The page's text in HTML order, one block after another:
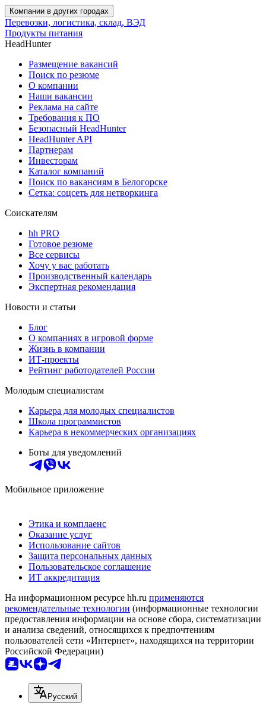
Компании в других городах
Перевозки, логистика, склад, ВЭД
Продукты питания
HeadHunter
Размещение вакансий
Поиск по резюме
О компании
Наши вакансии
Реклама на сайте
Требования к ПО
Безопасный HeadHunter
HeadHunter API
Партнерам
Инвесторам
Каталог компаний
Поиск по вакансиям в Белогорске
Сетка: соцсеть для нетворкинга
Соискателям
hh PRO
Готовое резюме
Все сервисы
Хочу у вас работать
Производственный календарь
Экспертная рекомендация
Новости и статьи
Блог
О компаниях в игровой форме
Жизнь в компании
ИТ-проекты
Рейтинг работодателей России
Молодым специалистам
Карьера для молодых специалистов
Школа программистов
Карьера в некоммерческих организациях
Боты для уведомлений
Мобильное приложение
Этика и комплаенс
Оказание услуг
Использование сайтов
Защита персональных данных
Пользовательское соглашение
ИТ аккредитация
На информационном ресурсе hh.ru применяются
рекомендательные технологии (информационные технологии
предоставления информации на основе сбора, систематизации
и анализа сведений, относящихся к предпочтениям
пользователей сети «Интернет», находящихся на территории
Российской Федерации)
Русский